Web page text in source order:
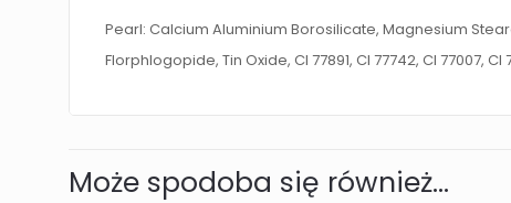
Pearl: Calcium Aluminium Borosilicate, Magnesium
Florphlogopide, Tin Oxide, CI 77891, CI 77742, CI 77007, CI
Może spodoba się również…